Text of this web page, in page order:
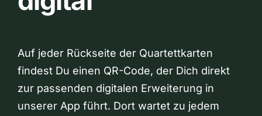
Auf jeder Rückseite der Quartettkarten
findest Du einen QR-Code, der Dich direkt
zur passenden digitalen Erweiterung in
unserer App führt. Dort wartet zu jedem